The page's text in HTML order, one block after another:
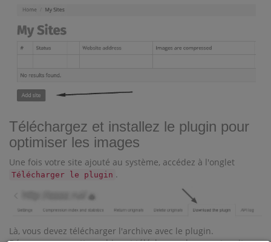
Téléchargez et installez le plugin pour
optimiser les images
Une fois votre site ajouté au système, accédez à l'onglet
Télécharger le plugin .
Là, vous devez télécharger l'archive avec le plugin.